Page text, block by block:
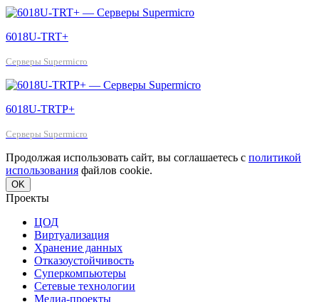
6018U-TRT+
Серверы Supermicro
6018U-TRTP+
Серверы Supermicro
Продолжая использовать сайт, вы соглашаетесь с политикой
использования файлов cookie.
OK
Проекты
ЦОД
Виртуализация
Хранение данных
Отказоустойчивость
Суперкомпьютеры
Сетевые технологии
Медиа-проекты